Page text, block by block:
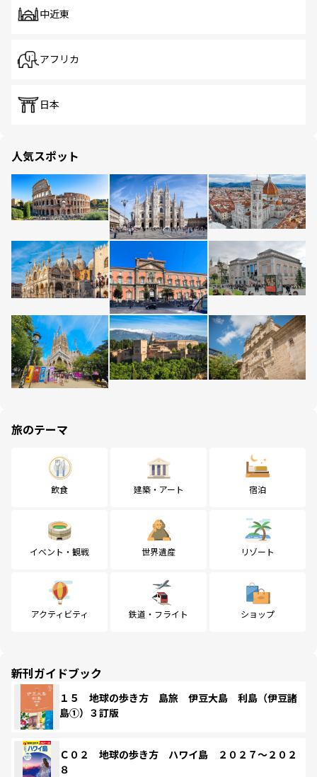
中近東
アフリカ
日本
人気スポット
旅のテーマ
飲食 建築・アート 宿泊
イベント・観戦 世界遺産 リゾート
アクティビティ 鉄道・フライト ショップ
新刊ガイドブック
１５ 地球の歩き方 島旅 伊豆大島 利島（伊豆諸
島①）３訂版
Ｃ０２ 地球の歩き方 ハワイ島 ２０２７～２０２
８